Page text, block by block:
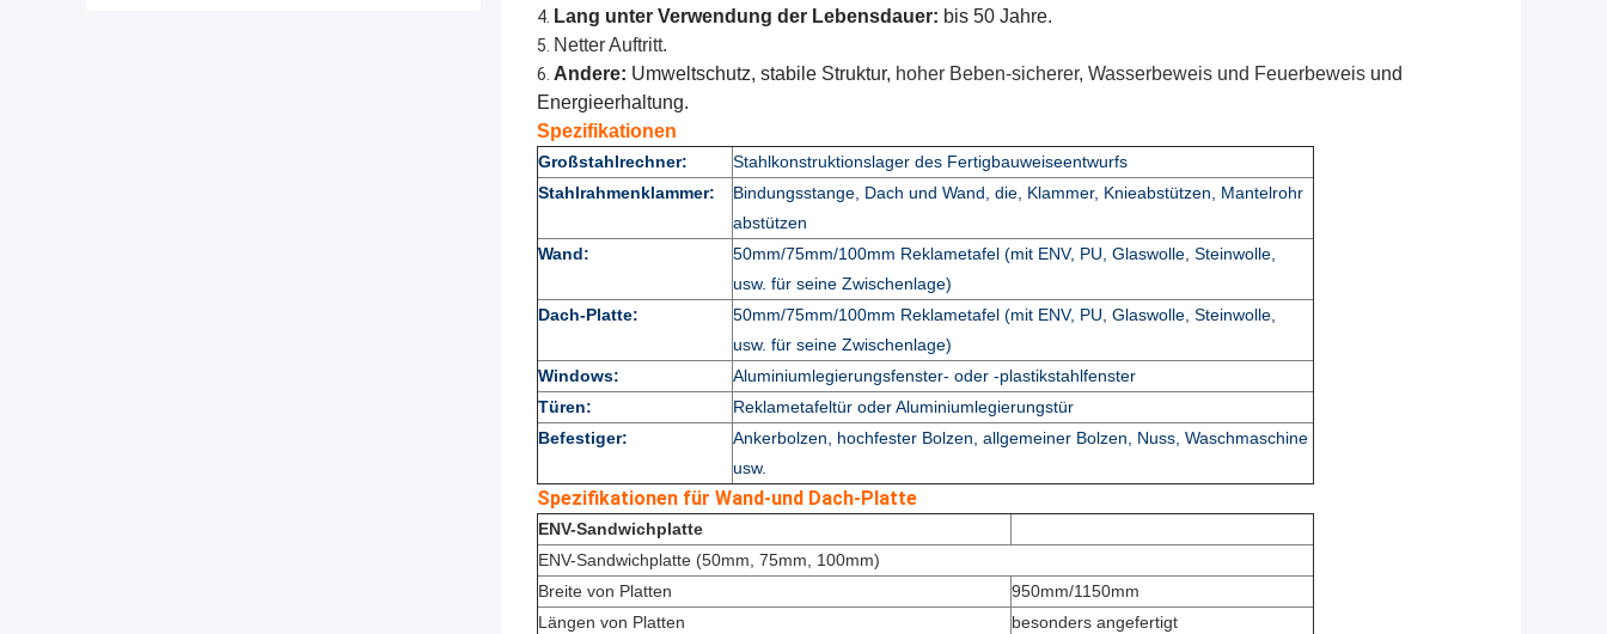
4. Lang unter Verwendung der Lebensdauer: bis 50 Jahre.
5. Netter Auftritt.
6. Andere: Umweltschutz, stabile Struktur, hoher Beben-sicherer, Wasserbeweis und Feuerbeweis und
Energieerhaltung.
Spezifikationen
Großstahlrechner:
Stahlkonstruktionslager des Fertigbauweiseentwurfs
Stahlrahmenklammer:
Bindungsstange, Dach und Wand, die, Klammer, Knieabstützen, Mantelrohr
abstützen
Wand:
50mm/75mm/100mm Reklametafel (mit ENV, PU, Glaswolle, Steinwolle,
usw. für seine Zwischenlage)
Dach-Platte:
50mm/75mm/100mm Reklametafel (mit ENV, PU, Glaswolle, Steinwolle,
usw. für seine Zwischenlage)
Windows:
Aluminiumlegierungsfenster- oder -plastikstahlfenster
Türen:
Reklametafeltür oder Aluminiumlegierungstür
Befestiger:
Ankerbolzen, hochfester Bolzen, allgemeiner Bolzen, Nuss, Waschmaschine
usw.
Spezifikationen für Wand-und Dach-Platte
ENV-Sandwichplatte
ENV-Sandwichplatte (50mm, 75mm, 100mm)
Breite von Platten
950mm/1150mm
Längen von Platten
besonders angefertigt